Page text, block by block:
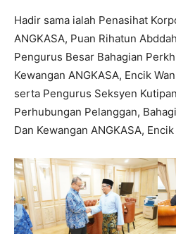
Hadir sama ialah Penasihat
ANGKASA, Puan Rihatun
Pengurus Besar Bahagian
Kewangan ANGKASA, Encik
serta Pengurus Seksyen
Perhubungan Pelanggan,
Dan Kewangan ANGKASA,